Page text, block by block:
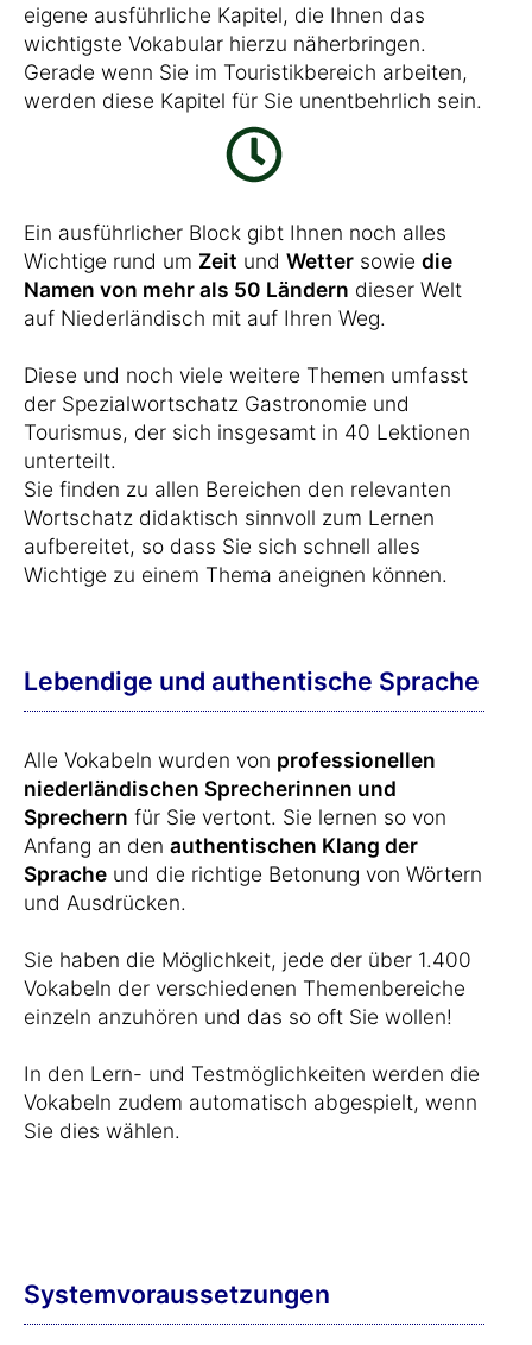
eigene ausführliche Kapitel, die Ihnen das
wichtigste Vokabular hierzu näherbringen.
Gerade wenn Sie im Touristikbereich arbeiten,
werden diese Kapitel für Sie unentbehrlich sein.
Ein ausführlicher Block gibt Ihnen noch alles
Wichtige rund um Zeit und Wetter sowie die
Namen von mehr als 50 Ländern dieser Welt
auf Niederländisch mit auf Ihren Weg.
Diese und noch viele weitere Themen umfasst
der Spezialwortschatz Gastronomie und
Tourismus, der sich insgesamt in 40 Lektionen
unterteilt.
Sie finden zu allen Bereichen den relevanten
Wortschatz didaktisch sinnvoll zum Lernen
aufbereitet, so dass Sie sich schnell alles
Wichtige zu einem Thema aneignen können.
Lebendige und authentische Sprache
Alle Vokabeln wurden von professionellen
niederländischen Sprecherinnen und
Sprechern für Sie vertont. Sie lernen so von
Anfang an den authentischen Klang der
Sprache und die richtige Betonung von Wörtern
und Ausdrücken.
Sie haben die Möglichkeit, jede der über 1.400
Vokabeln der verschiedenen Themenbereiche
einzeln anzuhören und das so oft Sie wollen!
In den Lern- und Testmöglichkeiten werden die
Vokabeln zudem automatisch abgespielt, wenn
Sie dies wählen.
Systemvoraussetzungen